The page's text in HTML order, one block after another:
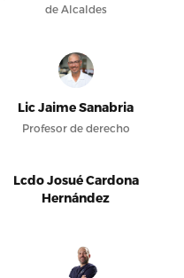
de Alcaldes
Lic Jaime Sanabria
Profesor de derecho
Lcdo Josué Cardona
Hernández